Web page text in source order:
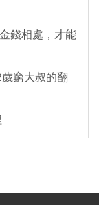
錢相處，才能
窮大叔的翻